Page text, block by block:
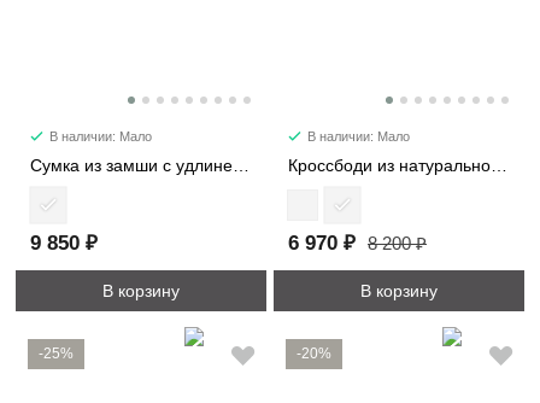
В наличии: Мало
Сумка из замши с удлиненными ручками 8369
9 850 ₽
В корзину
В наличии: Мало
Кроссбоди из натуральной замши 3596
6 970 ₽ 8 200 ₽
В корзину
-25% -20%